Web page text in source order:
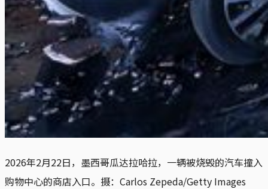
2026年2月22日，墨西哥瓜达拉哈拉，一辆被烧毁的汽车撞入
购物中心的商店入口。摄：Carlos Zepeda/Getty Images